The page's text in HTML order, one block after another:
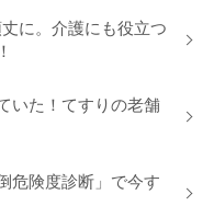
に。介護にも役立つ
いた！てすりの老舗
危険度診断」で今す